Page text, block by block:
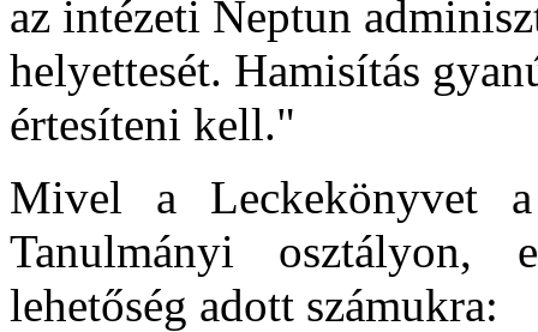
az intézeti Neptun
helyettesét. Hamisítás
értesíteni kell."
Mivel a Leckekönyvet
Tanulmányi osztályon,
lehetőség adott számukra: